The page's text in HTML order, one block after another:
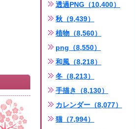
透過PNG（10,400）
秋（9,439）
植物（8,560）
png（8,550）
和風（8,218）
冬（8,213）
手描き（8,130）
カレンダー（8,077）
猫（7,994）